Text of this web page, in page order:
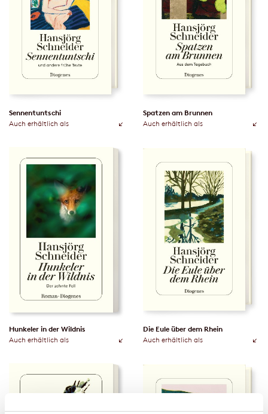
Sennentuntschi
Auch erhältlich als
Spatzen am Brunnen
Auch erhältlich als
Hunkeler in der Wildnis
Auch erhältlich als
Die Eule über dem Rhein
Auch erhältlich als